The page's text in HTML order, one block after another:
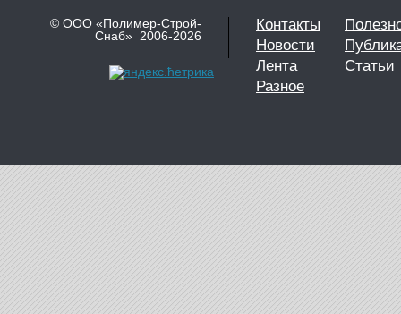
© ООО «Полимер-Строй-
Снаб» 2006-2026
Контакты
Новости
Лента
Статьи
Разное